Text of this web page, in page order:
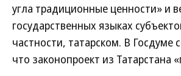
угла традиционные ценности» и
государственных языках
частности, татарском. В Госдуме
что законопроект из Татарстана